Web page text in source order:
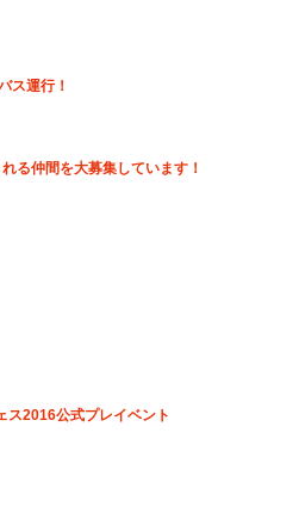
ス運行！
る仲間を大募集しています！
ス2016公式プレイベント